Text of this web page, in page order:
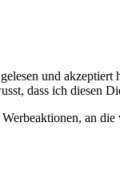
und akzeptiert
dass ich diesen
an die